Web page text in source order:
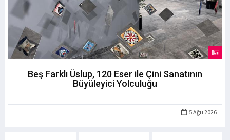
Beş Farklı Üslup, 120 Eser ile Çini Sanatının
Büyüleyici Yolculuğu
5 Ağu 2026